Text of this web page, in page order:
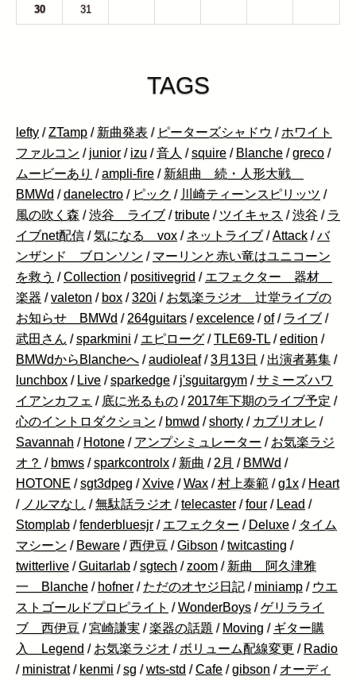
30 31
TAGS
lefty /ZTamp / 新曲発表 / ピーターズシャドウ / ホワイト
ファルコン / junior / izu /音人 /squire / Blanche /greco /
ムービーあり /ampli-fire / 新組曲 続・人形大戦
BMWd /danelectro / ピック / 川崎ティーンスピリッツ /
風の吹く森 /渋谷 ライブ /tribute / ツイキャス /渋谷 / ラ
イブnet配信 /気になる vox / ネットライブ /Attack /バ
ンザンド ブロンソン / マーリンと赤い竜はユニコーン
を救う /Collection / positivegrid / エフェクター 器材
楽器 /valeton / box /320i / お気楽ラジオ 辻堂ライブの
お知らせ BMWd / 264guitars /excelence /of / ライブ /
武田さん /sparkmini / エピローグ /TLE69-TL /edition /
BMWdからBlancheへ /audioleaf /3月13日 / 出演者募集 /
lunchbox / Live /sparkedge / j'sguitargym /サミーズハワ
イアンカフェ / 底に光るもの / 2017年下期のライブ予定 /
心のイントロダクション / bmwd /shorty / カブリオレ /
Savannah / Hotone / アンプシミュレーター / お気楽ラジ
オ？ / bmws /sparkcontrolx / 新曲 / 2月 / BMWd /
HOTONE /sgt3dpeg / Xvive /Wax /村上泰範 /g1x / Heart
/ ノルマなし /無駄話ラジオ /telecaster /four / Lead /
Stomplab /fenderbluesjr / エフェクター / Deluxe / タイム
マシーン / Beware /西伊豆 /Gibson /twitcasting /
twitterlive /Guitarlab /sgtech /zoom / 新曲 阿久津雅
一 Blanche / hofner / ただのオヤジ日記 / miniamp / ウエ
ストゴールドプロピライト /WonderBoys /ゲリラライ
ブ 西伊豆 /宮崎謙実 /楽器の話題 / Moving / ギター購
入 Legend / お気楽ラジオ / ボリューム配線変更 / Radio
/ ministrat / kenmi /sg /wts-std /Cafe /gibson / オーディ